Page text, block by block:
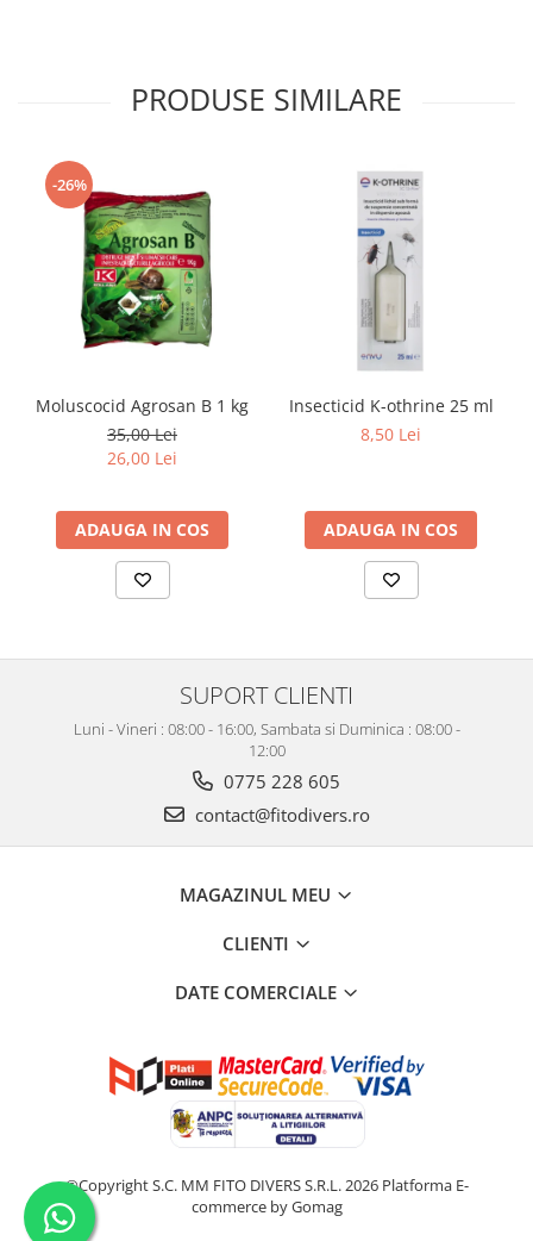
PRODUSE SIMILARE
-26%
Moluscocid Agrosan B 1 kg
35,00 Lei
26,00 Lei
ADAUGA IN COS
Insecticid K-othrine 25 ml
8,50 Lei
ADAUGA IN COS
SUPORT CLIENTI
Luni - Vineri : 08:00 - 16:00, Sambata si Duminica : 08:00 -
12:00
0775 228 605
contact@fitodivers.ro
MAGAZINUL MEU
CLIENTI
DATE COMERCIALE
©Copyright S.C. MM FITO DIVERS S.R.L. 2026 Platforma E-
commerce by Gomag